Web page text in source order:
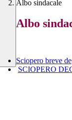
Albo sindacale
Albo
Sciopero breve
SCIOPERO